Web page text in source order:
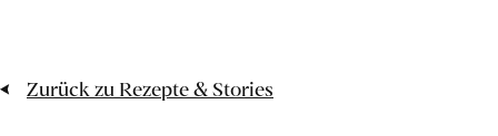
Zurück zu Rezepte & Stories